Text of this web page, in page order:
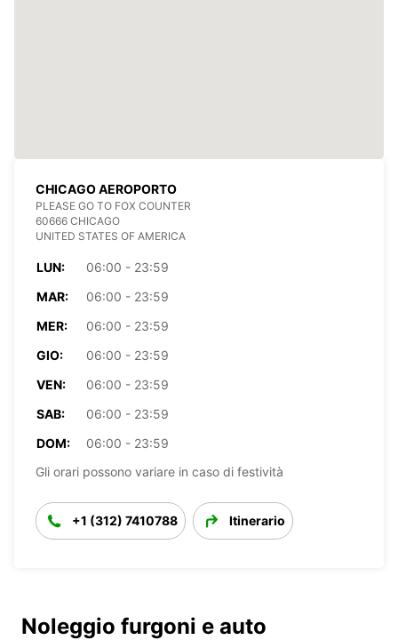
CHICAGO AEROPORTO
PLEASE GO TO FOX COUNTER
60666 CHICAGO
UNITED STATES OF AMERICA
LUN:
06:00 - 23:59
MAR:
06:00 - 23:59
MER:
06:00 - 23:59
GIO:
06:00 - 23:59
VEN:
06:00 - 23:59
SAB:
06:00 - 23:59
DOM:
06:00 - 23:59
Gli orari possono variare in caso di festività
+1 (312) 7410788 Itinerario
Noleggio furgoni e auto